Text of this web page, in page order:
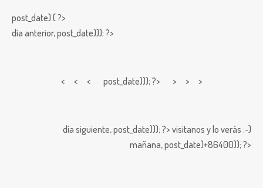
post_date) { ?>
día anterior,post_date))); ?>
< < < post_date))); ?> > > >
día siguiente,post_date))); ?> visitanos y lo verás ;-)
mañana,post_date)+86400)); ?>